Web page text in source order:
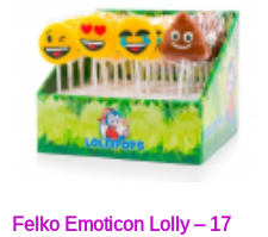
Felko Emoticon Lolly – 17